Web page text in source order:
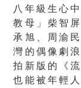
八年級生心
教母」柴智
承旭、周渝
灣的偶像劇
拍新版的《
也能被年輕